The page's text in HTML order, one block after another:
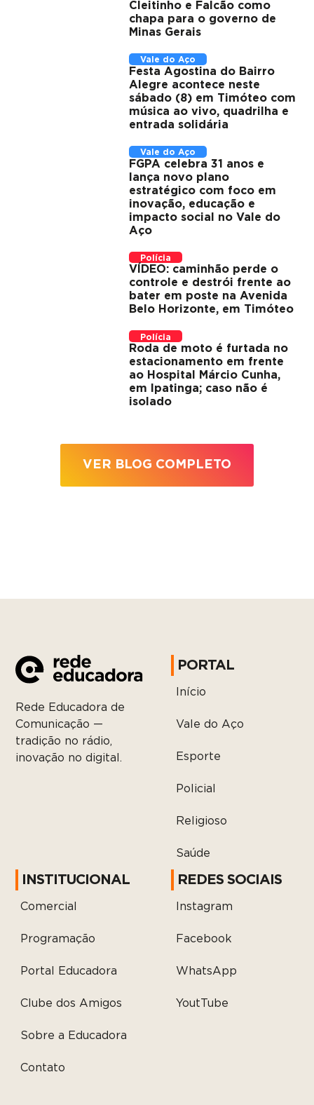
Cleitinho e Falcão como
chapa para o governo de
Minas Gerais
Vale do Aço
Festa Agostina do Bairro
Alegre acontece neste
sábado (8) em Timóteo com
música ao vivo, quadrilha e
entrada solidária
Vale do Aço
FGPA celebra 31 anos e
lança novo plano
estratégico com foco em
inovação, educação e
impacto social no Vale do
Aço
Polícia
VÍDEO: caminhão perde o
controle e destrói frente ao
bater em poste na Avenida
Belo Horizonte, em Timóteo
Polícia
Roda de moto é furtada no
estacionamento em frente
ao Hospital Márcio Cunha,
em Ipatinga; caso não é
isolado
VER BLOG COMPLETO
Rede Educadora de
Comunicação —
tradição no rádio,
inovação no digital.
PORTAL
Início
Vale do Aço
Esporte
Policial
Religioso
Saúde
INSTITUCIONAL
Comercial
Programação
Portal Educadora
Clube dos Amigos
Sobre a Educadora
Contato
REDES SOCIAIS
Instagram
Facebook
WhatsApp
YoutTube